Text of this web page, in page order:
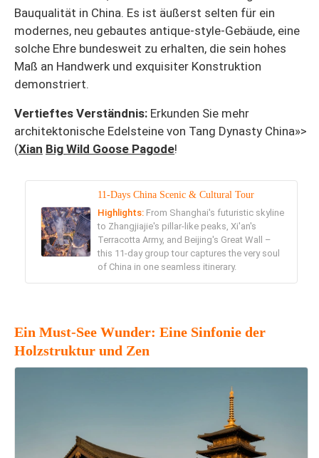
Bauqualität in China. Es ist äußerst selten für ein
modernes, neu gebautes antique-style-Gebäude, eine
solche Ehre bundesweit zu erhalten, die sein hohes
Maß an Handwerk und exquisiter Konstruktion
demonstriert.
Vertieftes Verständnis: Erkunden Sie mehr
architektonische Edelsteine von Tang Dynasty China»>
(Xian Big Wild Goose Pagode!
11-Days China Scenic & Cultural Tour
Highlights: From Shanghai's futuristic skyline
to Zhangjiajie's pillar-like peaks, Xi'an's
Terracotta Army, and Beijing's Great Wall –
this 11-day group tour captures the very soul
of China in one seamless itinerary.
Ein Must-See Wunder: Eine Sinfonie der
Holzstruktur und Zen